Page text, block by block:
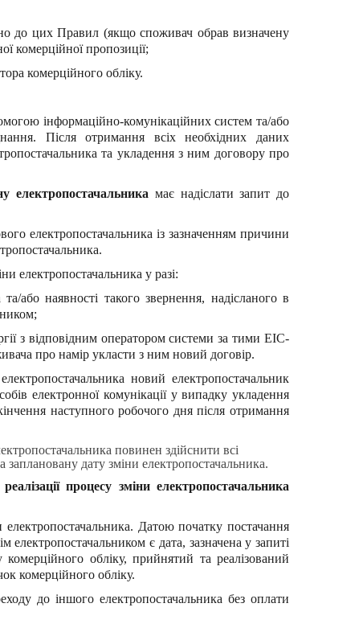
до цих Правил (якщо споживач обрав визначену
комерційної пропозиції;
комерційного обліку.
інформаційно-комунікаційних систем та/або
Після отримання всіх необхідних даних
та укладення з ним договору про
електропостачальника має надіслати запит до
електропостачальника із зазначенням причини
електропостачальника у разі:
або наявності такого звернення, надісланого в
з відповідним оператором системи за тими ЕІС-
про намір укласти з ним новий договір.
новий електропостачальник
електронної комунікації у випадку укладення
наступного робочого дня після отримання
повинен здійснити всі
заплановану дату зміни електропостачальника.
процесу зміни електропостачальника
Датою початку постачання
є дата, зазначена у запиті
обліку, прийнятий та реалізований
комерційного обліку.
до іншого електропостачальника без оплати